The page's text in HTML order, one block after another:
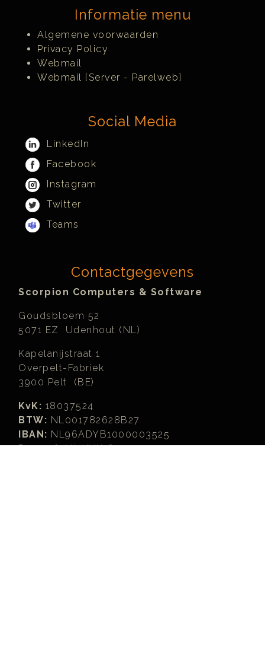
Informatie menu
Algemene voorwaarden
Privacy Policy
Webmail
Webmail [Server - Parelweb]
Social Media
LinkedIn
Facebook
Instagram
Twitter
Teams
Contactgegevens
Scorpion Computers & Software
Goudsbloem 52
5071 EZ Udenhout (NL)
Kapelanijstraat 1
Overpelt-Fabriek
3900 Pelt (BE)
KvK: 18037524
BTW: NL001782628B27
IBAN: NL96ADYB1000003525
Peppol:NL:KVK18037524